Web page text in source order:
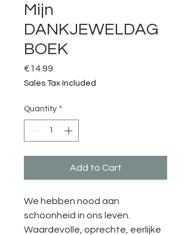
Mijn
DANKJEWELDAG
BOEK
€14.99
Sales Tax Included
Quantity *
Add to Cart
We hebben nood aan
schoonheid in ons leven.
Waardevolle, oprechte, eerlijke